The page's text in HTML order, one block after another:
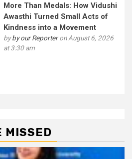
More Than Medals: How Vidushi
Awasthi Turned Small Acts of
Kindness into a Movement
byby our Reporteron August 6, 2026
at 3:30 am
MISSED